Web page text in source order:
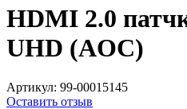
HDMI 2.0
UHD (AOC)
Артикул: 99-00015145
Оставить отзыв